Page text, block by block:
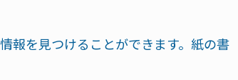
報を見つけることができます。紙の書